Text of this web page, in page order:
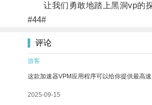
让我们勇敢地踏上黑洞vp的探
#44#
评论
游客
这款加速器VPM应用程序可以给你提供最高
2025-09-15